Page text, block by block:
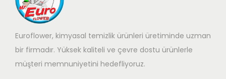
Euroflower, kimyasal temizlik ürünleri üretiminde uzman
bir firmadır. Yüksek kaliteli ve çevre dostu ürünlerle
müşteri memnuniyetini hedefliyoruz.